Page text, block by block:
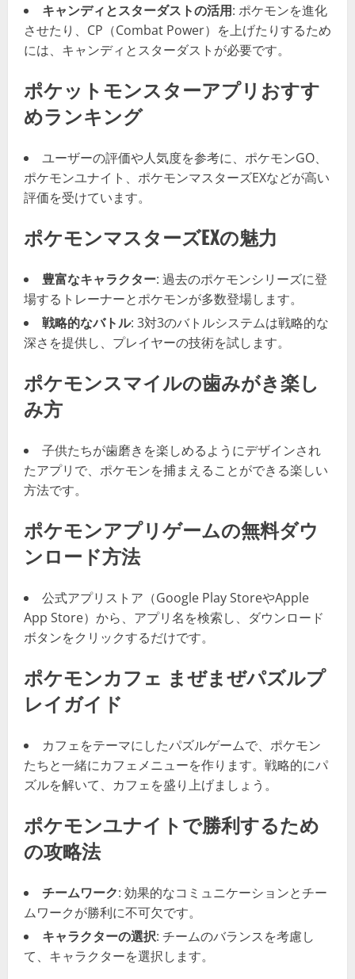
キャンディとスターダストの活用: ポケモンを進化
させたり、CP（Combat Power）を上げたりするため
には、キャンディとスターダストが必要です。
ポケットモンスターアプリおすす
めランキング
ユーザーの評価や人気度を参考に、ポケモンGO、
ポケモンユナイト、ポケモンマスターズEXなどが高い
評価を受けています。
ポケモンマスターズEXの魅力
豊富なキャラクター: 過去のポケモンシリーズに登
場するトレーナーとポケモンが多数登場します。
戦略的なバトル: 3対3のバトルシステムは戦略的な
深さを提供し、プレイヤーの技術を試します。
ポケモンスマイルの歯みがき楽し
み方
子供たちが歯磨きを楽しめるようにデザインされ
たアプリで、ポケモンを捕まえることができる楽しい
方法です。
ポケモンアプリゲームの無料ダウ
ンロード方法
公式アプリストア（Google Play StoreやApple
App Store）から、アプリ名を検索し、ダウンロード
ボタンをクリックするだけです。
ポケモンカフェ まぜまぜパズルプ
レイガイド
カフェをテーマにしたパズルゲームで、ポケモン
たちと一緒にカフェメニューを作ります。戦略的にパ
ズルを解いて、カフェを盛り上げましょう。
ポケモンユナイトで勝利するため
の攻略法
チームワーク: 効果的なコミュニケーションとチー
ムワークが勝利に不可欠です。
キャラクターの選択: チームのバランスを考慮し
て、キャラクターを選択します。